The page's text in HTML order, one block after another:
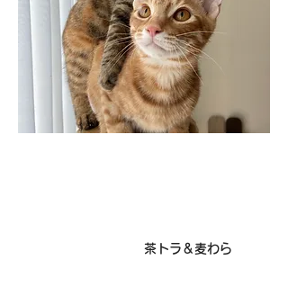
茶トラ＆麦わら